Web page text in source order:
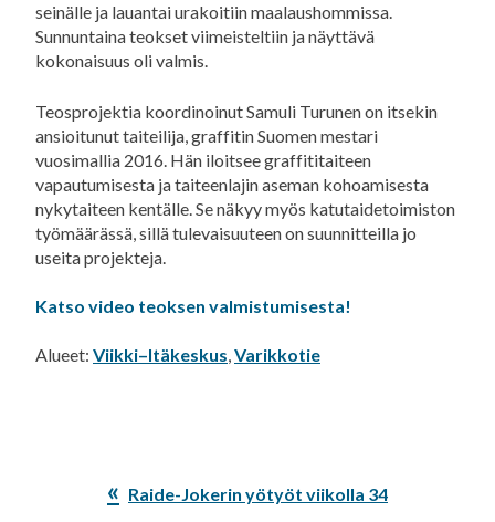
seinälle ja lauantai urakoitiin maalaushommissa.
Sunnuntaina teokset viimeisteltiin ja näyttävä
kokonaisuus oli valmis.
Teosprojektia koordinoinut Samuli Turunen on itsekin
ansioitunut taiteilija, graffitin Suomen mestari
vuosimallia 2016. Hän iloitsee graffititaiteen
vapautumisesta ja taiteenlajin aseman kohoamisesta
nykytaiteen kentälle. Se näkyy myös katutaidetoimiston
työmäärässä, sillä tulevaisuuteen on suunnitteilla jo
useita projekteja.
Katso video teoksen valmistumisesta!
Alueet: Viikki–Itäkeskus,Varikkotie
Edellinen
Raide-Jokerin yötyöt viikolla 34